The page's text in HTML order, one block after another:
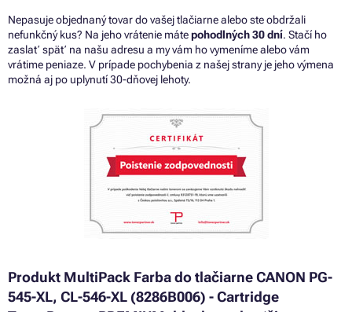
Nepasuje objednaný tovar do vašej tlačiarne alebo ste obdržali
nefunkčný kus? Na jeho vrátenie mátepohodlných 30 dní. Stačí ho
zaslať späť na našu adresu a my vám ho vymeníme alebo vám
vrátime peniaze. V prípade pochybenia z našej strany je jeho výmena
možná aj po uplynutí 30-dňovej lehoty.
Produkt MultiPack Farba do tlačiarne CANON PG-
545-XL, CL-546-XL (8286B006) - Cartridge